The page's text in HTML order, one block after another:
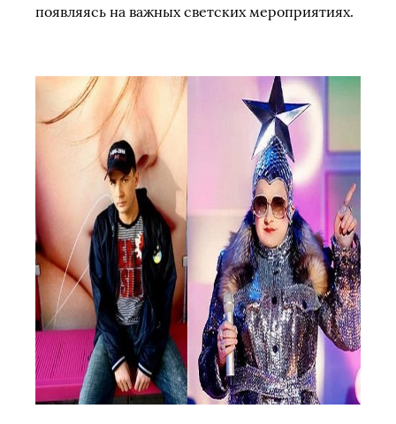
появляясь на важных светских мероприятиях.